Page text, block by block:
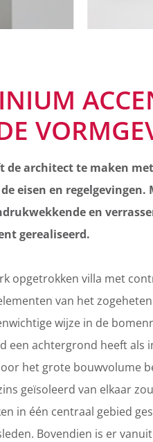
architect te maken
eisen en
en
gerealiseerd.
opgetrokken villa met
van het
wijze in de
een achtergrond heeft als
het grote bouwvolume
geïsoleerd van elkaar
in één centraal gebied
Bovendien is er